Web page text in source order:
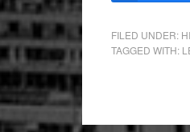
FILED UNDER:
TAGGED WITH: